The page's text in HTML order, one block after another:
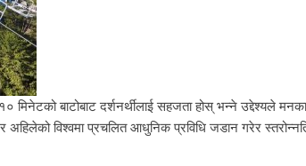
मिनेटको बाटोबाट दर्शनर्थीलाई सहजता होस् भन्ने उद्देश्यले
अहिलेको विश्वमा प्रचलित आधुनिक प्रविधि जडान गरेर